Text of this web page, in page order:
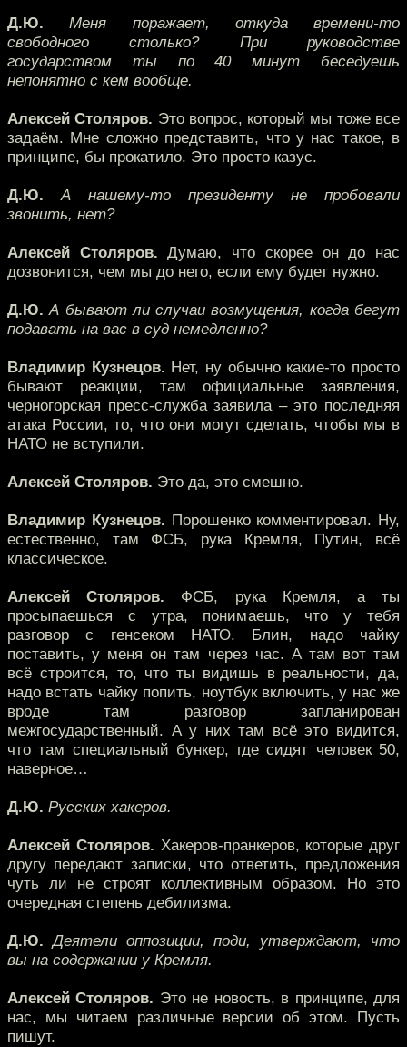
Д.Ю. Меня поражает, откуда времени-то
свободного столько? При руководстве
государством ты по 40 минут беседуешь
непонятно с кем вообще.
Алексей Столяров. Это вопрос, который мы тоже все
задаём. Мне сложно представить, что у нас такое, в
принципе, бы прокатило. Это просто казус.
Д.Ю. А нашему-то президенту не пробовали
звонить, нет?
Алексей Столяров. Думаю, что скорее он до нас
дозвонится, чем мы до него, если ему будет нужно.
Д.Ю. А бывают ли случаи возмущения, когда бегут
подавать на вас в суд немедленно?
Владимир Кузнецов. Нет, ну обычно какие-то просто
бывают реакции, там официальные заявления,
черногорская пресс-служба заявила – это последняя
атака России, то, что они могут сделать, чтобы мы в
НАТО не вступили.
Алексей Столяров. Это да, это смешно.
Владимир Кузнецов. Порошенко комментировал. Ну,
естественно, там ФСБ, рука Кремля, Путин, всё
классическое.
Алексей Столяров. ФСБ, рука Кремля, а ты
просыпаешься с утра, понимаешь, что у тебя
разговор с генсеком НАТО. Блин, надо чайку
поставить, у меня он там через час. А там вот там
всё строится, то, что ты видишь в реальности, да,
надо встать чайку попить, ноутбук включить, у нас же
вроде там разговор запланирован
межгосударственный. А у них там всё это видится,
что там специальный бункер, где сидят человек 50,
наверное…
Д.Ю. Русских хакеров.
Алексей Столяров. Хакеров-пранкеров, которые друг
другу передают записки, что ответить, предложения
чуть ли не строят коллективным образом. Но это
очередная степень дебилизма.
Д.Ю. Деятели оппозиции, поди, утверждают, что
вы на содержании у Кремля.
Алексей Столяров. Это не новость, в принципе, для
нас, мы читаем различные версии об этом. Пусть
пишут.